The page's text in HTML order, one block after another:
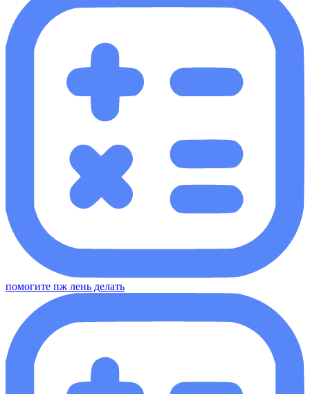
помогите пж лень делать